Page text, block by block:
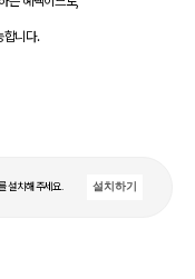
합니다.
설치해 주세요. 설치하기